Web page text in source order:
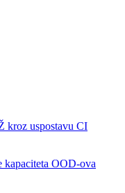
kroz uspostavu CI
kapaciteta OOD-ova